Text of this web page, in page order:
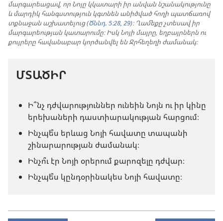
մարգարեացավ, որ Նոյը կկատարի իր անվան նշանակությունը
և մարդիկ հանգստություն կգտնեն անիծված հողի պատճառով
տքնաջան աշխատելուց (Ծննդ. 5։28, 29)։ Ղամեքը չտեսավ իր
մարգարեության կատարումը։ Իսկ Նոյի մայրը, եղբայրներն ու
քույրերը հավանաբար կործանվել են Ջրհեղեղի ժամանակ։
ՄՏԱԾԻՐ
Ի՞նչ դժվարություններ ունեին Նոյն ու իր կինը
երեխաների դաստիարակության հարցում։
Ինչպե՞ս երևաց Նոյի հավատը տապանի
շինարարության ժամանակ։
Ինչո՞ւ էր Նոյի օրերում քարոզելը դժվար։
Ինչպե՞ս կընդօրինակես Նոյի հավատը։